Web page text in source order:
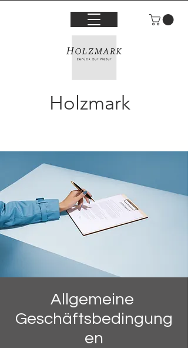
Holzmark
Allgemeine
Geschäftsbedingung
en